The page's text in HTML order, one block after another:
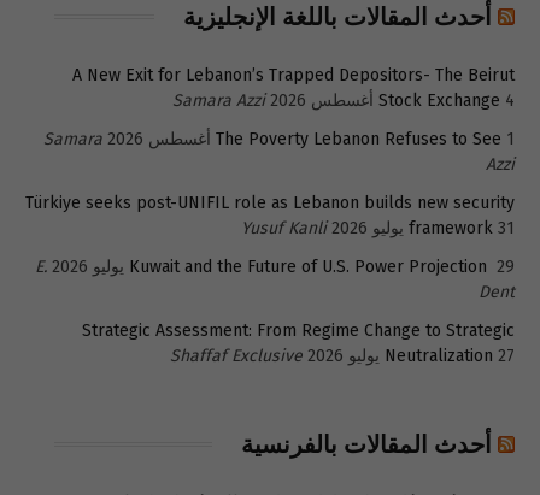
أحدث المقالات باللغة الإنجليزية
A New Exit for Lebanon’s Trapped Depositors- The Beirut
Stock Exchange 4 أغسطس 2026
Samara Azzi
The Poverty Lebanon Refuses to See 1 أغسطس 2026
Samara
Azzi
Türkiye seeks post-UNIFIL role as Lebanon builds new security
framework 31 يوليو 2026
Yusuf Kanli
Kuwait and the Future of U.S. Power Projection 29 يوليو 2026
E.
Dent
Strategic Assessment: From Regime Change to Strategic
Neutralization 27 يوليو 2026 Shaffaf Exclusive
أحدث المقالات بالفرنسية